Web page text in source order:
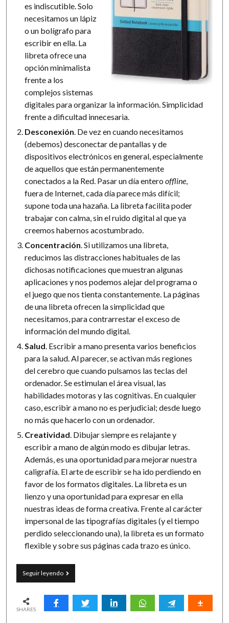
es indiscutible. Solo
necesitamos un lápiz
o un bolígrafo para
escribir en ella. La
libreta ofrece una
opción minimalista
frente a los
complejos sistemas
digitales para organizar la información. Simplicidad
frente a dificultad innecesaria.
Desconexión . De vez en cuando necesitamos
(debemos) desconectar de pantallas y de
dispositivos electrónicos en general, especialmente
de aquellos que están permanentemente
conectados a la Red. Pasar un día enterooffline
fuera de Internet, cada día parece más difícil;
supone toda una hazaña. La libreta facilita poder
trabajar con calma, sin el ruido digital al que ya
creemos habernos acostumbrado.
Concentración . Si utilizamos una libreta,
reducimos las distracciones habituales de las
dichosas notificaciones que muestran algunas
aplicaciones y nos podemos alejar del programa o
el juego que nos tienta constantemente. La páginas
de una libreta ofrecen la simplicidad que
necesitamos, para contrarrestar el exceso de
información del mundo digital.
Salud . Escribir a mano presenta varios beneficios
para la salud. Al parecer, se activan más regiones
del cerebro que cuando pulsamos las teclas del
ordenador. Se estimulan el área visual, las
habilidades motoras y las cognitivas. En cualquier
caso, escribir a mano no es perjudicial; desde luego
no más que hacerlo con un ordenador.
Creatividad . Dibujar siempre es relajante y
escribir a mano de algún modo es dibujar letras.
Además, es una oportunidad para mejorar nuestra
caligrafía. El arte de escribir se ha ido perdiendo en
favor de los formatos digitales. La libreta es un
lienzo y una oportunidad para expresar en ella
nuestras ideas de forma creativa. Frente al carácter
impersonal de las tipografías digitales (y el tiempo
perdido seleccionando una), la libreta es un formato
flexible y sobre sus páginas cada trazo es único.
Seguir leyendoElogio
del
ventajas
SHARES